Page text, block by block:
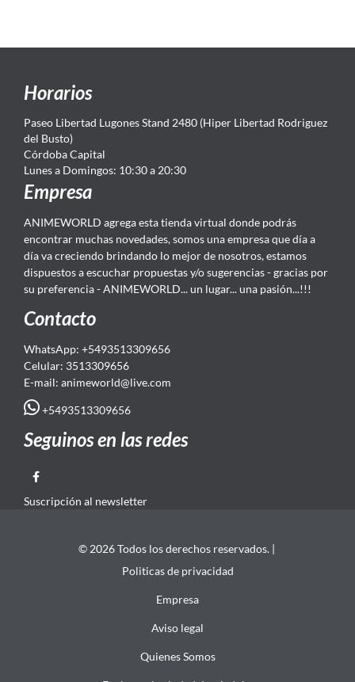
Horarios
Paseo Libertad Lugones Stand 2480 (Hiper Libertad Rodriguez
del Busto)
Córdoba Capital
Lunes a Domingos: 10:30 a 20:30
Empresa
ANIMEWORLD agrega esta tienda virtual donde podrás
encontrar muchas novedades, somos una empresa que día a
día va creciendo brindando lo mejor de nosotros, estamos
dispuestos a escuchar propuestas y/o sugerencias - gracias por
su preferencia - ANIMEWORLD... un lugar... una pasión...!!!
Contacto
WhatsApp: +5493513309656
Celular: 3513309656
E-mail: animeworld@live.com
+5493513309656
Seguinos en las redes
Suscripción al newsletter
© 2026 Todos los derechos reservados. |
Politicas de privacidad
Empresa
Aviso legal
Quienes Somos